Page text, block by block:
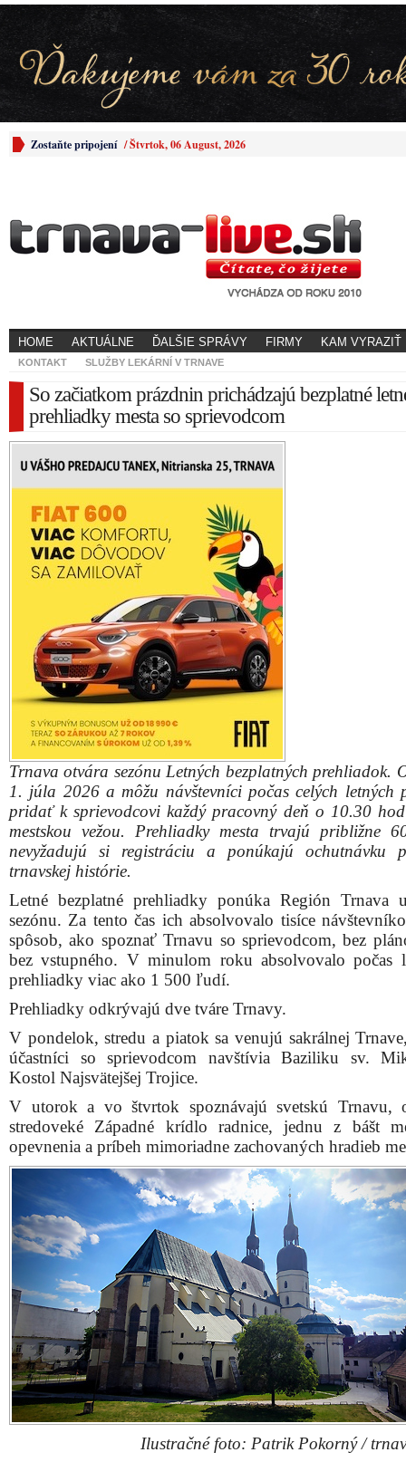
Zostaňte pripojení /Štvrtok, 06 August, 2026
HOME AKTUÁLNE ĎALŠIE SPRÁVY FIRMY KAM VYRAZIŤ
KONTAKT SLUŽBY LEKÁRNÍ V TRNAVE
So začiatkom prázdnin prichádzajú bezplatné
prehliadky mesta so sprievodcom
Trnava otvára sezónu Letných bezplatných prehliadok.
1. júla 2026 a môžu návštevníci počas celých letných
pridať k sprievodcovi každý pracovný deň o 10.30
mestskou vežou. Prehliadky mesta trvajú približne
nevyžadujú si registráciu a ponúkajú ochutnávku
trnavskej histórie.
Letné bezplatné prehliadky ponúka Región Trnava
sezónu. Za tento čas ich absolvovalo tisíce
spôsob, ako spoznať Trnavu so sprievodcom, bez
bez vstupného. V minulom roku absolvovalo počas
prehliadky viac ako 1 500 ľudí.
Prehliadky odkrývajú dve tváre Trnavy.
V pondelok, stredu a piatok sa venujú sakrálnej
účastníci so sprievodcom navštívia Baziliku sv.
Kostol Najsvätejšej Trojice.
V utorok a vo štvrtok spoznávajú svetskú Trnavu,
stredoveké Západné krídlo radnice, jednu z bášt
opevnenia a príbeh mimoriadne zachovaných hradieb
Ilustračné foto: Patrik Pokorný /